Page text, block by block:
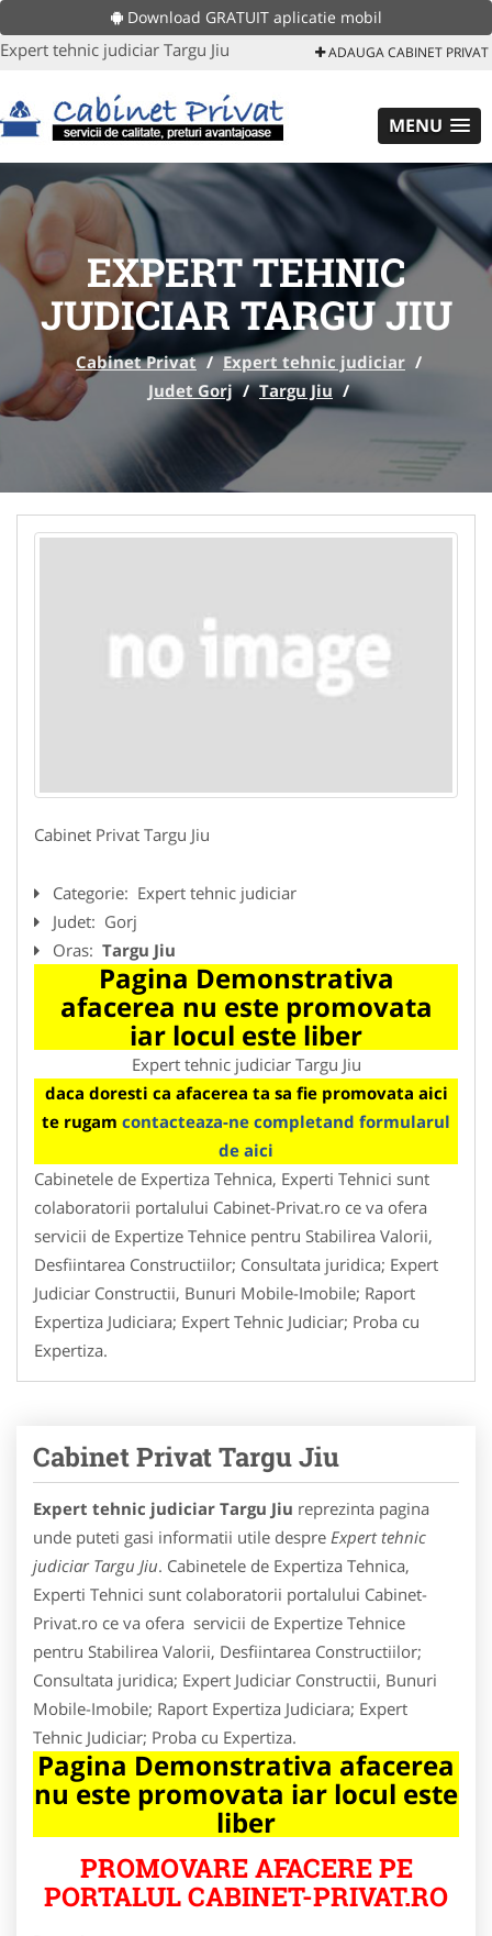
Download GRATUIT aplicatie mobil
Expert tehnic judiciar Targu Jiu ADAUGA CABINET PRIVAT
MENU
EXPERT TEHNIC
JUDICIAR TARGU JIU
Cabinet Privat / Expert tehnic judiciar /
Judet Gorj / Targu Jiu /
Cabinet Privat Targu Jiu
Categorie: Expert tehnic judiciar
Judet: Gorj
Oras: Targu Jiu
Pagina Demonstrativa
afacerea nu este promovata
iar locul este liber
Expert tehnic judiciar Targu Jiu
daca doresti ca afacerea ta sa fie promovata aici
te rugam contacteaza-ne completand formularul
de aici
Cabinetele de Expertiza Tehnica, Experti Tehnici sunt
colaboratorii portalului Cabinet-Privat.ro ce va ofera
servicii de Expertize Tehnice pentru Stabilirea Valorii,
Desfiintarea Constructiilor; Consultata juridica; Expert
Judiciar Constructii, Bunuri Mobile-Imobile; Raport
Expertiza Judiciara; Expert Tehnic Judiciar; Proba cu
Expertiza.
Cabinet Privat Targu Jiu
Expert tehnic judiciar Targu Jiu reprezinta pagina
unde puteti gasi informatii utile despre Expert tehnic
judiciar Targu Jiu. Cabinetele de Expertiza Tehnica,
Experti Tehnici sunt colaboratorii portalului Cabinet-
Privat.ro ce va ofera servicii de Expertize Tehnice
pentru Stabilirea Valorii, Desfiintarea Constructiilor;
Consultata juridica; Expert Judiciar Constructii, Bunuri
Mobile-Imobile; Raport Expertiza Judiciara; Expert
Tehnic Judiciar; Proba cu Expertiza.
Pagina Demonstrativa afacerea
nu este promovata iar locul este
liber
PROMOVARE AFACERE PE
PORTALUL CABINET-PRIVAT.RO